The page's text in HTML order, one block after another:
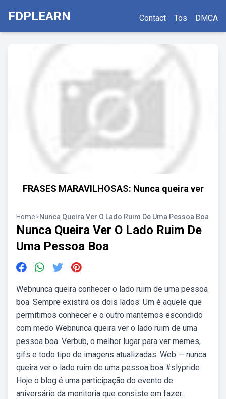
FDPLEARN Contact Tos DMCA
FRASES MARAVILHOSAS: Nunca queira ver
Home>Nunca Queira Ver O Lado Ruim De Uma Pessoa Boa
Nunca Queira Ver O Lado Ruim De
Uma Pessoa Boa
Webnunca queira conhecer o lado ruim de uma pessoa
boa. Sempre existirá os dois lados: Um é aquele que
permitimos conhecer e o outro mantemos escondido
com medo Webnunca queira ver o lado ruim de uma
pessoa boa. Verbub, o melhor lugar para ver memes,
gifs e todo tipo de imagens atualizadas. Web — nunca
queira ver o lado ruim de uma pessoa boa #slypride.
Hoje o blog é uma participação do evento de
aniversário da monitoria que consiste em fazer.